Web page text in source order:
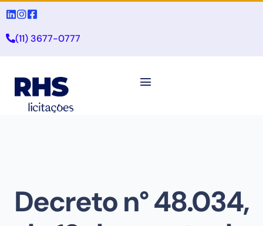
(11) 3677-0777
Decreto n° 48.034,